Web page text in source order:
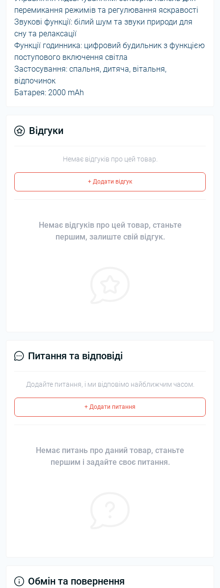
перемикання режимів та регулювання яскравості
Звукові функції: білий шум та звуки природи для
сну та релаксації
Функції годинника: цифровий будильник з функцією
поступового включення світла
Застосування: спальня, дитяча, вітальня,
відпочинок
Батарея: 2000 mAh
Відгуки
Немає відгуків про цей товар.
+ Додати відгук
Немає відгуків про цей товар, станьте
першим, залиште свій відгук.
Питання та відповіді
Додайте питання, і ми відповімо найближчим часом.
+ Додати питання
Немає питань про даний товар, станьте
першим і задайте своє питання.
Обмін та повернення